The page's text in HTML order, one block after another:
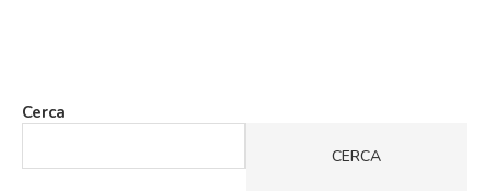
Cerca
CERCA